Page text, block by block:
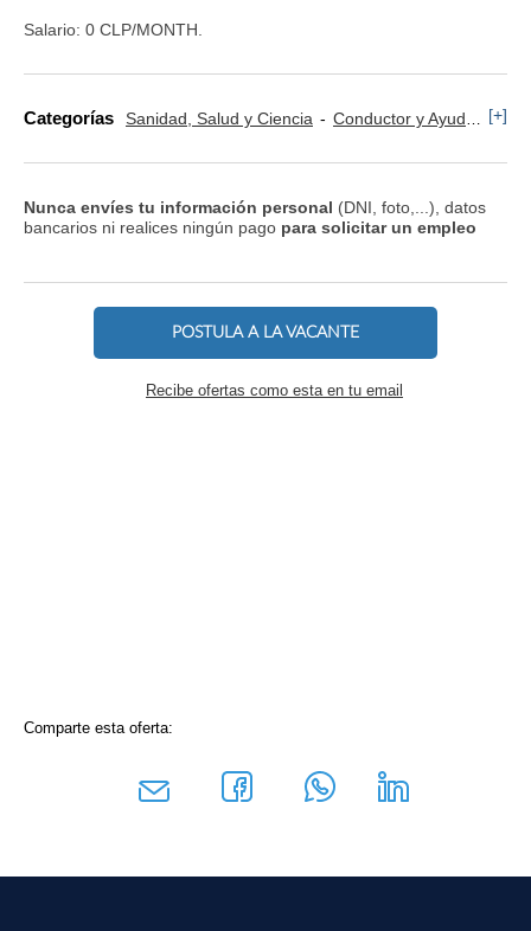
Salario: 0 CLP/MONTH.
Categorías Sanidad, Salud y Ciencia Conductor y Ayudante Ambulancia [+]
Nunca envíes tu información personal (DNI, foto,...), datos
bancarios ni realices ningún pago para solicitar un empleo
POSTULA A LA VACANTE
Recibe ofertas como esta en tu email
Comparte esta oferta: